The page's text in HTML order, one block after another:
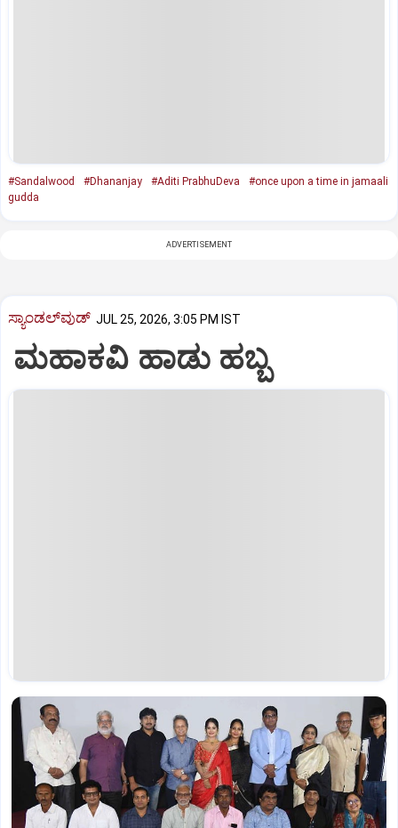
#Sandalwood #Dhananjay #Aditi PrabhuDeva
#once upon a time in jamaali
gudda
ADVERTISEMENT
ಸ್ಯಾಂಡಲ್‌ವುಡ್‌ JUL 25, 2026, 3:05 PM IST
ಮಹಾಕವಿ ಹಾಡು ಹಬ್ಬ